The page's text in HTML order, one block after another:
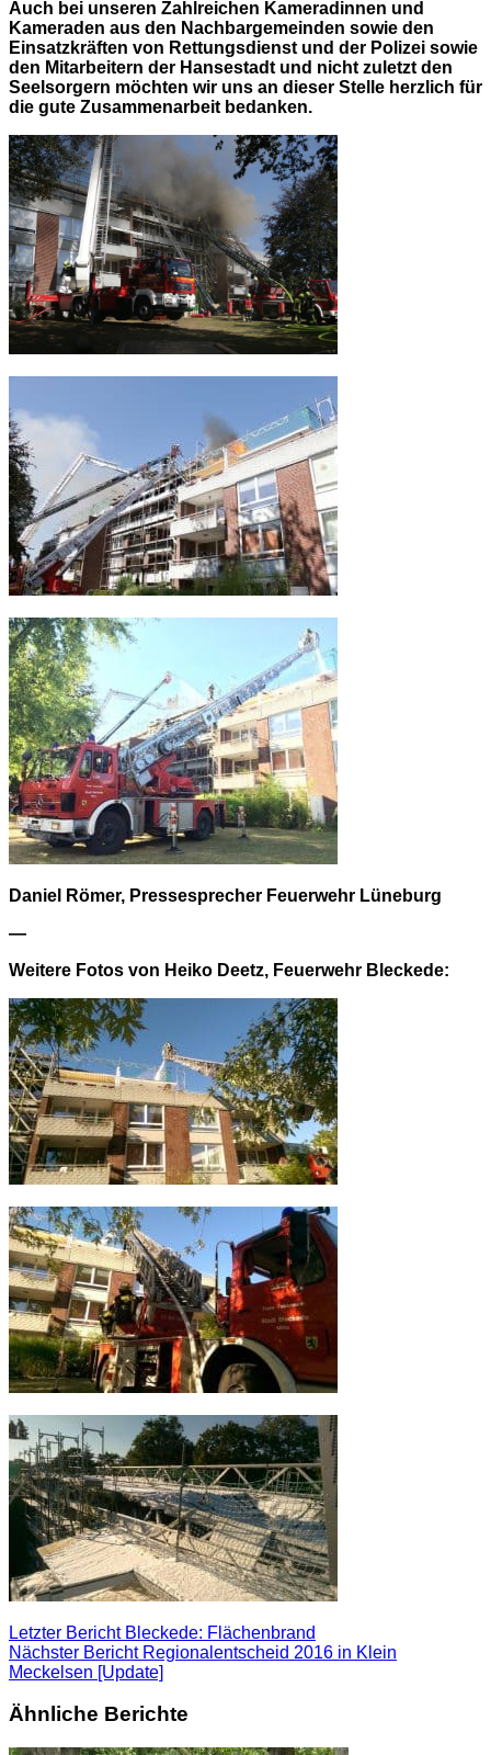
Auch bei unseren Zahlreichen Kameradinnen und
Kameraden aus den Nachbargemeinden sowie den
Einsatzkräften von Rettungsdienst und der Polizei sowie
den Mitarbeitern der Hansestadt und nicht zuletzt den
Seelsorgern möchten wir uns an dieser Stelle herzlich für
die gute Zusammenarbeit bedanken.
Daniel Römer, Pressesprecher Feuerwehr Lüneburg
—
Weitere Fotos von Heiko Deetz, Feuerwehr Bleckede:
Letzter BerichtBleckede: Flächenbrand
Nächster BerichtRegionalentscheid 2016 in Klein
Meckelsen [Update]
Ähnliche Berichte